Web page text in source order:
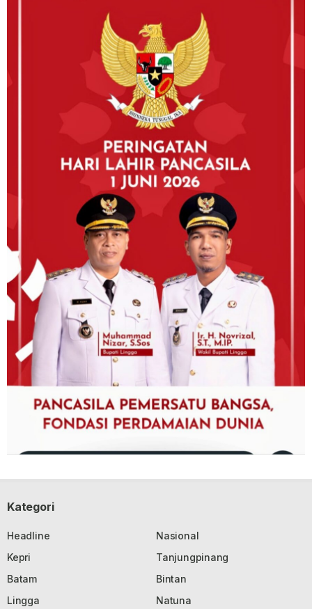
Kategori
Headline
Nasional
Kepri
Tanjungpinang
Batam
Bintan
Lingga
Natuna